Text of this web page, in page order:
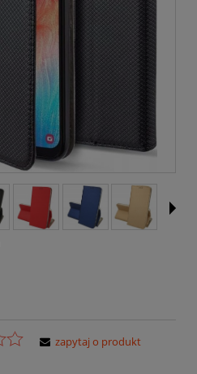
zapytaj o produkt